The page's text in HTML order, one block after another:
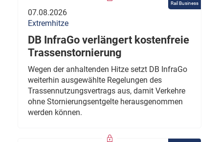
Rail Business
07.08.2026
Extremhitze
DB InfraGo verlängert kostenfreie
Trassenstornierung
Wegen der anhaltenden Hitze setzt DB InfraGo
weiterhin ausgewählte Regelungen des
Trassennutzungsvertrags aus, damit Verkehre
ohne Stornierungsentgelte herausgenommen
werden können.